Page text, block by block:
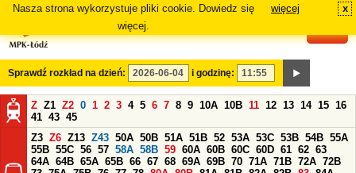
Nasza strona wykorzystuje pliki cookie. Dowiedz się
więcej.
więcej x
Sprawdź rozkład na dzień: i godzinę:
Z Z1 Z2 0 1 2 3 4 5 6 7 8 9 10A 10B 11 12 13 14 15 16
41 43 45
Z3 Z6 Z13 Z43 50A 50B 51A 51B 52 53A 53C 53B 54B 55A
55B 55C 56 57 58A 58B 59 60A 60B 60C 60D 61 62 63
64A 64B 65A 65B 66 67 68 69A 69B 70 71A 71B 72A 72B